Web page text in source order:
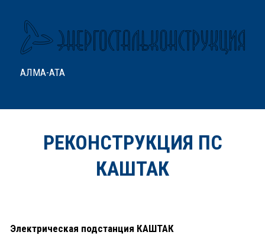
АЛМА-АТА
РЕКОНСТРУКЦИЯ ПС
КАШТАК
Электрическая подстанция КАШТАК